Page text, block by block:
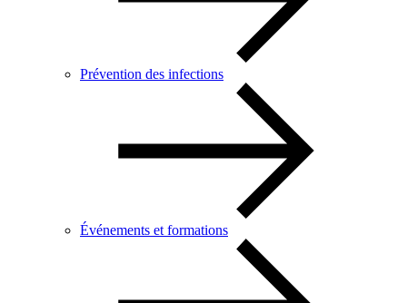
Prévention des infections
Événements et formations